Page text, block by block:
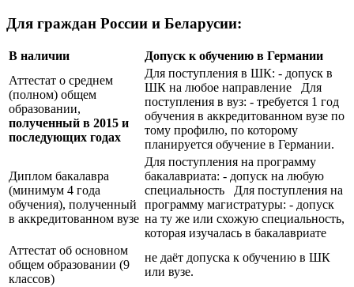
Для граждан России и Беларусии:
В наличии
Допуск к обучению в Германии
Аттестат о среднем
(полном) общем
образовании,
полученный в 2015 и
последующих годах
Для поступления в ШК: - допуск в
ШК на любое направление Для
поступления в вуз: - требуется 1 год
обучения в аккредитованном вузе по
тому профилю, по которому
планируется обучение в Германии.
Диплом бакалавра
(минимум 4 года
обучения), полученный
в аккредитованном вузе
Для поступления на программу
бакалавриата: - допуск на любую
специальность Для поступления на
программу магистратуры: - допуск
на ту же или схожую специальность,
которая изучалась в бакалавриате
Аттестат об основном
общем образовании (9
классов)
не даёт допуска к обучению в ШК
или вузе.